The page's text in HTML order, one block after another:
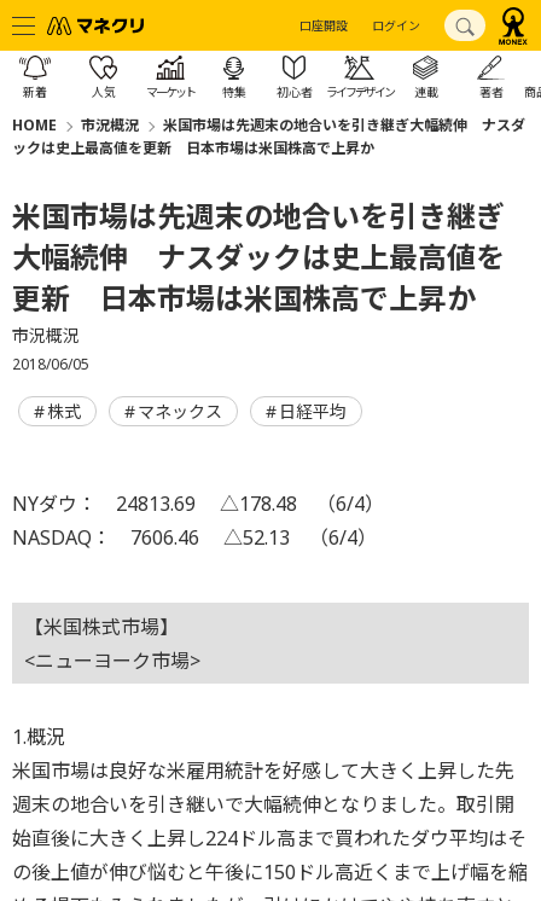
口座開設 ログイン
新着 人気 マーケット 特集 初心者 ライフデザイン 連載 著者 商
HOME 市況概況
米国市場は先週末の地合いを引き継ぎ大幅続伸 ナスダ
ックは史上最高値を更新 日本市場は米国株高で上昇か
米国市場は先週末の地合いを引き継ぎ
大幅続伸 ナスダックは史上最高値を
更新 日本市場は米国株高で上昇か
市況概況
2018/06/05
株式 マネックス 日経平均
NYダウ： 24813.69 △178.48 （6/4）
NASDAQ： 7606.46 △52.13 （6/4）
【米国株式市場】
<ニューヨーク市場>
1.概況
米国市場は良好な米雇用統計を好感して大きく上昇した先
週末の地合いを引き継いで大幅続伸となりました。取引開
始直後に大きく上昇し224ドル高まで買われたダウ平均はそ
の後上値が伸び悩むと午後に150ドル高近くまで上げ幅を縮